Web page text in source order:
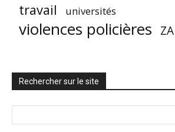
travail universités
violences policières
Rechercher sur le site